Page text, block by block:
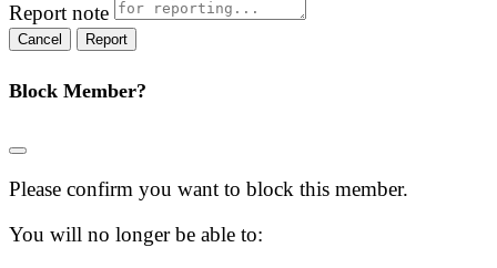
Report note
Report
Block Member?
Please confirm you want to block this member.
You will no longer be able to: